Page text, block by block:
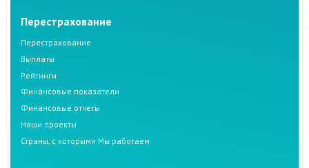
Перестрахование
Перестрахование
Выплаты
Рейтинги
Финансовые показатели
Финансовые отчеты
Наши проекты
Страны, с которыми Мы работаем